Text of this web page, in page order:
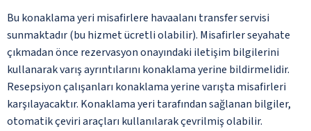
Bu konaklama yeri misafirlere havaalanı transfer servisi
sunmaktadır (bu hizmet ücretli olabilir). Misafirler seyahate
çıkmadan önce rezervasyon onayındaki iletişim bilgilerini
kullanarak varış ayrıntılarını konaklama yerine bildirmelidir.
Resepsiyon çalışanları konaklama yerine varışta misafirleri
karşılayacaktır. Konaklama yeri tarafından sağlanan bilgiler,
otomatik çeviri araçları kullanılarak çevrilmiş olabilir.